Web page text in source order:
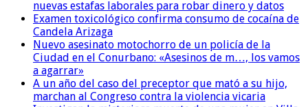
nuevas estafas laborales para robar dinero y datos
Examen toxicológico confirma consumo de cocaína de
Candela Arizaga
Nuevo asesinato motochorro de un policía de la
Ciudad en el Conurbano: «Asesinos de m…, los vamos
a agarrar»
A un año del caso del preceptor que mató a su hijo,
marchan al Congreso contra la violencia vicaria